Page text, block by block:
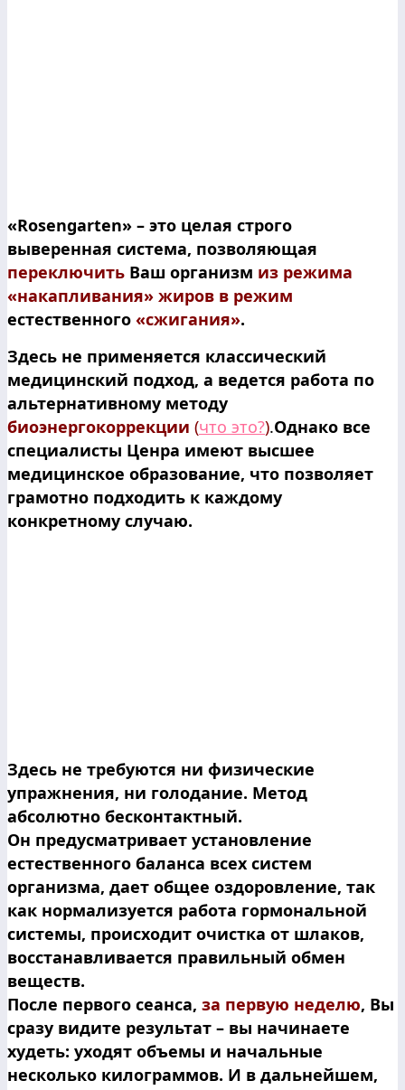
«Rosengarten» – это целая строго
выверенная система, позволяющая
переключить Ваш организм из режима
«накапливания» жиров в режим
естественного «сжигания».
Здесь не применяется классический
медицинский подход, а ведется работа по
альтернативному методу
биоэнергокоррекции (что это?).Однако все
специалисты Ценра имеют высшее
медицинское образование, что позволяет
грамотно подходить к каждому
конкретному случаю.
Здесь не требуются ни физические
упражнения, ни голодание. Метод
абсолютно бесконтактный.
Он предусматривает установление
естественного баланса всех систем
организма, дает общее оздоровление, так
как нормализуется работа гормональной
системы, происходит очистка от шлаков,
восстанавливается правильный обмен
веществ.
После первого сеанса, за первую неделю, Вы
сразу видите результат – вы начинаете
худеть: уходят объемы и начальные
несколько килограммов. И в дальнейшем,